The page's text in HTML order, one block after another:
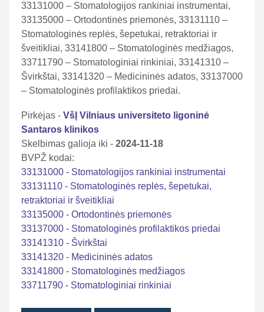
33131000 – Stomatologijos rankiniai instrumentai,
33135000 – Ortodontinės priemonės, 33131110 –
Stomatologinės replės, šepetukai, retraktoriai ir
šveitikliai, 33141800 – Stomatologinės medžiagos,
33711790 – Stomatologiniai rinkiniai, 33141310 –
Švirkštai, 33141320 – Medicininės adatos, 33137000
– Stomatologinės profilaktikos priedai.
Pirkėjas - VšĮ Vilniaus universiteto ligoninė
Santaros klinikos
Skelbimas galioja iki - 2024-11-18
BVPŽ kodai:
33131000 - Stomatologijos rankiniai instrumentai
33131110 - Stomatologinės replės, šepetukai,
retraktoriai ir šveitikliai
33135000 - Ortodontinės priemonės
33137000 - Stomatologinės profilaktikos priedai
33141310 - Švirkštai
33141320 - Medicininės adatos
33141800 - Stomatologinės medžiagos
33711790 - Stomatologiniai rinkiniai